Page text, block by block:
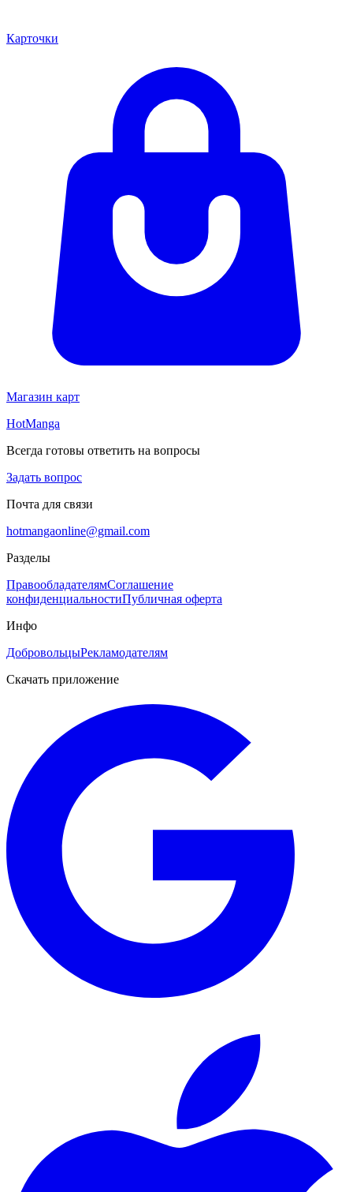
Карточки
Магазин карт
HotManga
Всегда готовы ответить на вопросы
Задать вопрос
Почта для связи
hotmangaonline@gmail.com
Разделы
ПравообладателямСоглашение
конфиденциальностиПубличная оферта
Инфо
ДобровольцыРекламодателям
Скачать приложение